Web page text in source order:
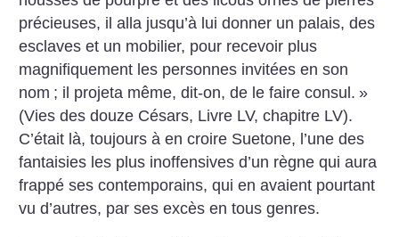
précieuses, il alla jusqu’à lui donner un palais, des
esclaves et un mobilier, pour recevoir plus
magnifiquement les personnes invitées en son
nom ; il projeta même, dit-on, de le faire consul. »
(Vies des douze Césars, Livre LV, chapitre LV).
C’était là, toujours à en croire Suetone, l’une des
fantaisies les plus inoffensives d’un règne qui aura
frappé ses contemporains, qui en avaient pourtant
vu d’autres, par ses excès en tous genres.